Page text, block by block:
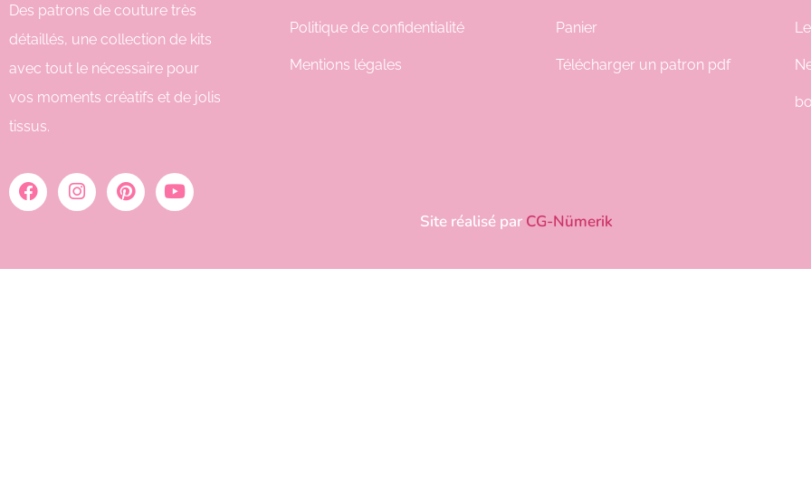
Des patrons de couture très
détaillés, une collection de kits
avec tout le nécessaire pour
vos moments créatifs et de jolis
tissus.
Politique de confidentialité
Mentions légales
Panier
Télécharger un patron pdf
Site réalisé parCG-Nümerik